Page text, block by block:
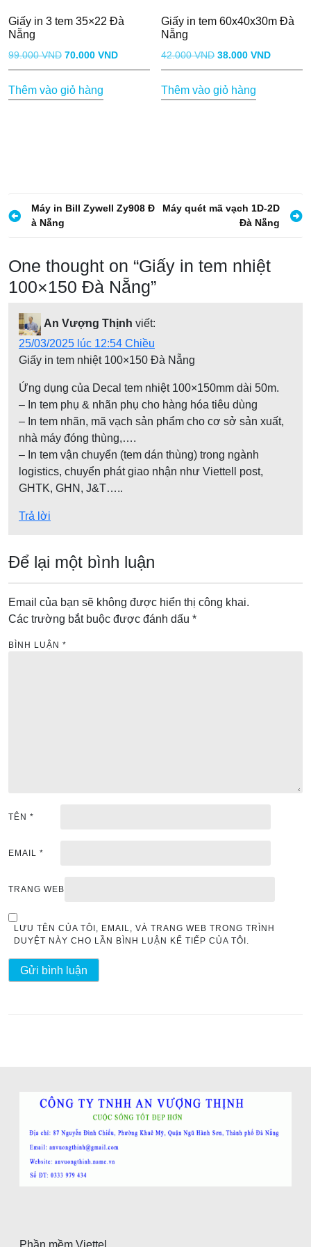
Giấy in 3 tem 35×22 Đà
Nẵng
99.000VND Giá
gốc
là:
70.000 VNDGiá
hiện
Thêm vào giỏ hàng
Giấy in tem 60x40x30m Đà
Nẵng
42.000VND Giá
gốc
là:
38.000VNDGiá
hiện
Thêm vào giỏ hàng
Đ
u
h
ư
Máy in Bill Zywell Zy908 Đ
à Nẵng
Máy quét mã vạch 1D-2D
Đà Nẵng
One thought on “Giấy in tem nhiệt
100×150 Đà Nẵng”
An Vượng Thịnh viết:
25/03/2025 lúc 12:54 Chiều
Giấy in tem nhiệt 100×150 Đà Nẵng
Ứng dụng của Decal tem nhiệt 100×150mm dài 50m.
– In tem phụ & nhãn phụ cho hàng hóa tiêu dùng
– In tem nhãn, mã vạch sản phẩm cho cơ sở sản xuất,
nhà máy đóng thùng,….
– In tem vận chuyển (tem dán thùng) trong ngành
logistics, chuyển phát giao nhận như Viettell post,
GHTK, GHN, J&T…..
Trả lời
Để lại một bình luận
Email của bạn sẽ không được hiển thị công khai.
Các trường bắt buộc được đánh dấu *
BÌNH LUẬN *
TÊN *
EMAIL *
TRANG WEB
LƯU TÊN CỦA TÔI, EMAIL, VÀ TRANG WEB TRONG TRÌNH
DUYỆT NÀY CHO LẦN BÌNH LUẬN KẾ TIẾP CỦA TÔI.
Phần mềm Viettel